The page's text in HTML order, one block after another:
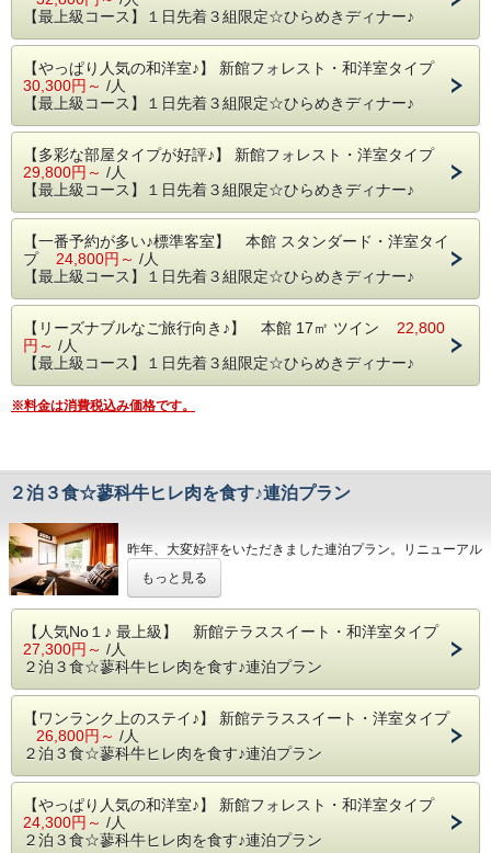
⑤ 季節野菜のタジン鍋
⑥ ジャガイモのフリット
⑦ トマトのファルシ
⑧ 蓼科牛ヒレ肉の網焼き
⑨ 焼きたてパン
⑩ お好みデザート
⑪ ハーブティ、または珈琲
※ 上記はメニューの一例です。日によって内容・構成は異
なります。
※ １０,８００円相当のディナーコースになります。
【最上級コース】１日先着３組限定☆ひらめきディナー♪
【やっぱり人気の和洋室♪】 新館フォレスト・和洋室タイプ
30,300円～ /人
【最上級コース】１日先着３組限定☆ひらめきディナー♪
【多彩な部屋タイプが好評♪】 新館フォレスト・洋室タイプ
29,800円～ /人
【最上級コース】１日先着３組限定☆ひらめきディナー♪
【一番予約が多い♪標準客室】 本館 スタンダード・洋室タイ
プ 24,800円～ /人
【最上級コース】１日先着３組限定☆ひらめきディナー♪
【リーズナブルなご旅行向き♪】 本館 17㎡ ツイン 22,800
円～ /人
【最上級コース】１日先着３組限定☆ひらめきディナー♪
※料金は消費税込み価格です。
２泊３食☆蓼科牛ヒレ肉を食す♪連泊プラン
昨年、大変好評をいただきました連泊プラン。リニューアル
夕食１回と朝食２回つき、連泊なので日中もお部屋をお使い
いただけます。もちろん、お夕食は１泊目か、２泊目。どち
軽井沢でのんびり過ごしたいという方、大人の時間をお楽し
みください。
ご滞在中はテニスやエステなど、館内での過ごし方はもちろ
ん、軽井沢での過ごし方をご提案させていただきます。スタ
ッフまで、お気軽にお尋ねくださいませ。
原則として、お部屋タイプ指定はお受けしておりません。
ご希望があれば備考欄にご記入くださいませ。
ただし、お約束は出来かねます旨をご了承くださいませ。
もっと見る
【人気No１♪ 最上級】 新館テラススイート・和洋室タイプ
27,300円～ /人
２泊３食☆蓼科牛ヒレ肉を食す♪連泊プラン
【ワンランク上のステイ♪】 新館テラススイート・洋室タイプ
26,800円～ /人
２泊３食☆蓼科牛ヒレ肉を食す♪連泊プラン
【やっぱり人気の和洋室♪】 新館フォレスト・和洋室タイプ
24,300円～ /人
２泊３食☆蓼科牛ヒレ肉を食す♪連泊プラン